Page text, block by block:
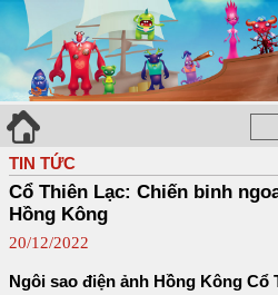
TIN TỨC
Cổ Thiên Lạc: Chiến binh
Hồng Kông
20/12/2022
Ngôi sao điện ảnh Hồng Kông Cổ